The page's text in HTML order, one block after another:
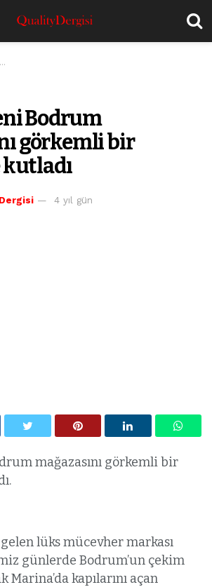
Bvlgari, yeni Bodrum mağazasını görkemli bir
Bodrum
görkemli bir
4 yıl gün
mağazasını görkemli bir
lüks mücevher markası
günlerde Bodrum’un çekim
Marina’da kapılarını açan